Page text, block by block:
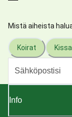
Mistä aiheista
Koirat
Info